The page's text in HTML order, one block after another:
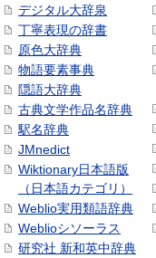
デジタル大辞泉
丁寧表現の辞書
原色大辞典
物語要素事典
隠語大辞典
古典文学作品名辞典
駅名辞典
JMnedict
Wiktionary日本語版
（日本語カテゴリ）
Weblio実用類語辞典
Weblioシソーラス
研究社 新和英中辞典